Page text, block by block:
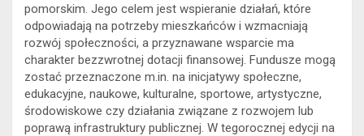
pomorskim. Jego celem jest wspieranie działań, które
odpowiadają na potrzeby mieszkańców i wzmacniają
rozwój społeczności, a przyznawane wsparcie ma
charakter bezzwrotnej dotacji finansowej. Fundusze mogą
zostać przeznaczone m.in. na inicjatywy społeczne,
edukacyjne, naukowe, kulturalne, sportowe, artystyczne,
środowiskowe czy działania związane z rozwojem lub
poprawą infrastruktury publicznej. W tegorocznej edycji na